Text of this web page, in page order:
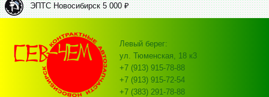
ЭПТС Новосибирск 5 000 ₽
Левый берег:
ул. Тюменская, 18 к3
+7 (913) 915-78-88
+7 (913) 915-72-54
+7 (383) 291-78-88